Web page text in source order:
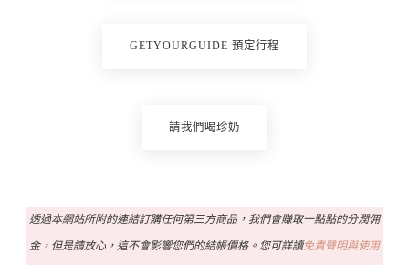
GETYOURGUIDE 預定行程
請我們喝珍奶
透過本網站所附的連結訂購任何第三方商品，我們會賺取一點點的分潤佣
金，但是請放心，這不會影響您們的結帳價格。您可詳讀免責聲明與使用